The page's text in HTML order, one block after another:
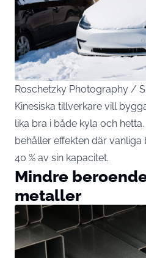
Roschetzky Photography /
Kinesiska tillverkare vill
lika bra i både kyla och
behåller effekten där
40 % av sin kapacitet.
Mindre
metaller